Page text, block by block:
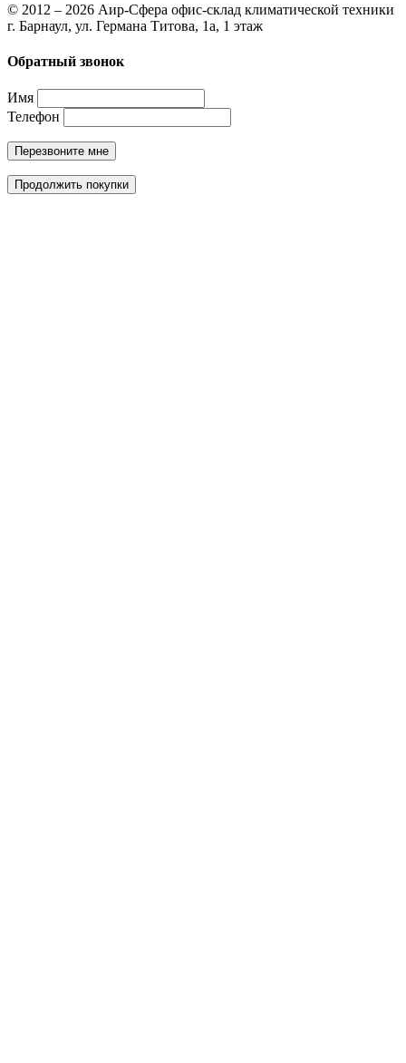
© 2012 – 2026 Аир-Сфера офис-склад климатической техники
г. Барнаул, ул. Германа Титова, 1а, 1 этаж
Обратный звонок
Имя
Телефон
Перезвоните мне
Продолжить покупки